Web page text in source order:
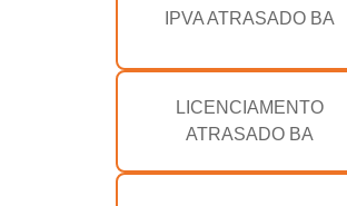
IPVA ATRASADO BA
LICENCIAMENTO
ATRASADO BA